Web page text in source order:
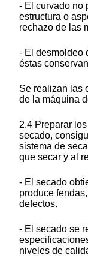
- El curvado no
estructura o
rechazo de las
- El desmoldeo
éstas
Se realizan las
de la máquina
2.4 Preparar
secado,
sistema de
que secar y al
- El secado
produce
defectos.
- El secado se
niveles de